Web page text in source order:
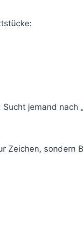
jemand
Zeichen, sondern